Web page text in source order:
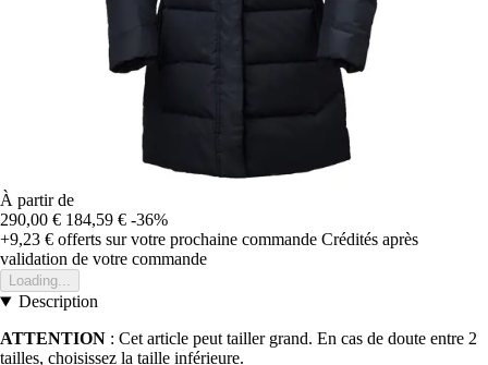
À partir de
290,00 € 184,59 € -36%
+9,23 € offerts sur votre prochaine commande Crédités après
validation de votre commande
Loading...
Description
ATTENTION : Cet article peut tailler grand. En cas de doute entre 2
tailles, choisissez la taille inférieure.